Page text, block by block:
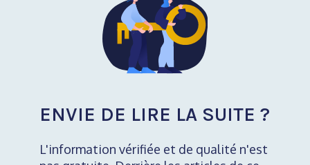
ENVIE DE LIRE LA SUITE ?
L'information vérifiée et de qualité n'est